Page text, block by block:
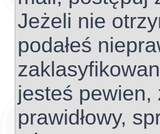
Jeżeli nie
podałeś
jesteś
prawidłowy,